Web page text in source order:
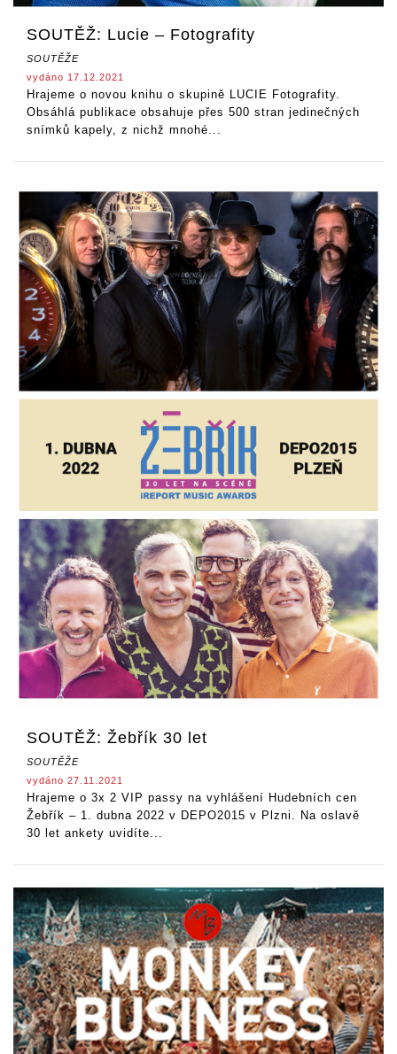
SOUTĚŽ: Lucie – Fotografity
SOUTĚŽE
vydáno 17.12.2021
Hrajeme o novou knihu o skupině LUCIE Fotografity.
Obsáhlá publikace obsahuje přes 500 stran jedinečných
snímků kapely, z nichž mnohé...
SOUTĚŽ: Žebřík 30 let
SOUTĚŽE
vydáno 27.11.2021
Hrajeme o 3x 2 VIP passy na vyhlášení Hudebních cen
Žebřík – 1. dubna 2022 v DEPO2015 v Plzni. Na oslavě
30 let ankety uvidíte...